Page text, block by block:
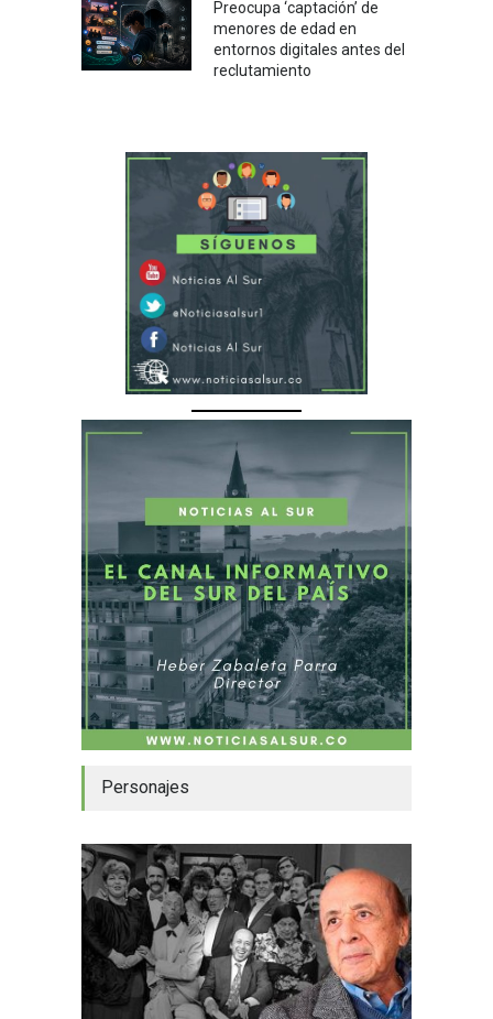
Preocupa ‘captación’ de
menores de edad en
entornos digitales antes del
reclutamiento
Personajes